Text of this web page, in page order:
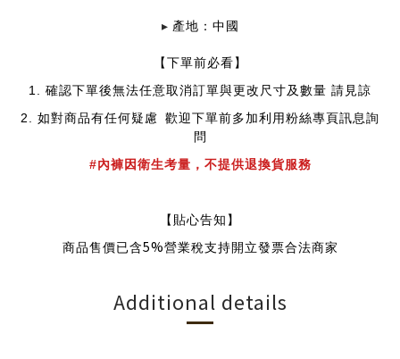
▸ 產地：中國
【下單前必看】
1. 確認下單後無法任意取消訂單與更改尺寸及數量 請見諒
2. 如對商品有任何疑慮 歡迎下單前多加利用粉絲專頁訊息詢
問
#內褲因衛生考量，不提供退換貨服務
【貼心告知】
商品售價已含5%營業稅支持開立發票合法商家
Additional details